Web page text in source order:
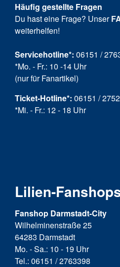
Häufig gestellte Fragen
Du hast eine Frage? Unser
weiterhelfen!
Servicehotline*: 06151 /
*Mo. - Fr.: 10 -14 Uhr
(nur für Fanartikel)
Ticket-Hotline*: 06151 /
*Mi. - Fr.: 12 - 18 Uhr
Lilien-
Fanshop Darmstadt-City
Wilhelminenstraße 25
64283 Darmstadt
Mo. - Sa.: 10 - 19 Uhr
Tel.: 06151 / 2763398